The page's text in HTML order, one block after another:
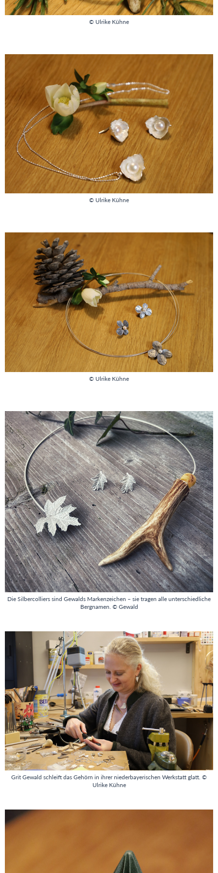
© Ulrike Kühne
© Ulrike Kühne
© Ulrike Kühne
Die Silbercolliers sind Gewalds Markenzeichen – sie tragen alle unterschiedliche
Bergnamen. © Gewald
Grit Gewald schleift das Gehörn in ihrer niederbayerischen Werkstatt glatt. ©
Ulrike Kühne